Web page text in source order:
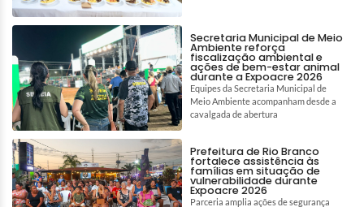
Secretaria Municipal de Meio
Ambiente reforça
fiscalização ambiental e
ações de bem-estar animal
durante a Expoacre 2026
Equipes da Secretaria Municipal de
Meio Ambiente acompanham desde a
cavalgada de abertura
Prefeitura de Rio Branco
fortalece assistência às
famílias em situação de
vulnerabilidade durante
Expoacre 2026
Parceria amplia ações de segurança